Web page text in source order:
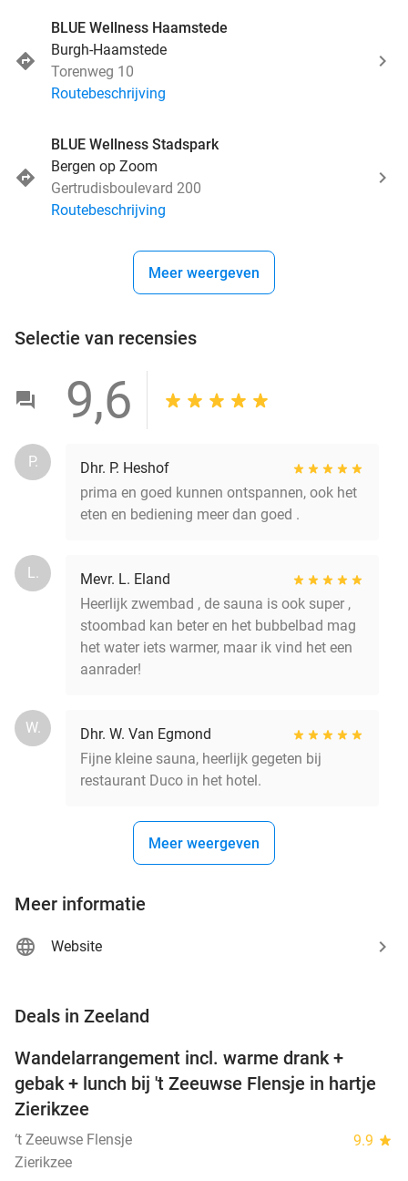
BLUE Wellness Haamstede
Burgh-Haamstede
Torenweg 10
Routebeschrijving
BLUE Wellness Stadspark
Bergen op Zoom
Gertrudisboulevard 200
Routebeschrijving
Meer weergeven
Selectie van recensies
9,6
P.
Dhr. P. Heshof
prima en goed kunnen ontspannen, ook het
eten en bediening meer dan goed .
L.
Mevr. L. Eland
Heerlijk zwembad , de sauna is ook super ,
stoombad kan beter en het bubbelbad mag
het water iets warmer, maar ik vind het een
aanrader!
W.
Dhr. W. Van Egmond
Fijne kleine sauna, heerlijk gegeten bij
restaurant Duco in het hotel.
Meer weergeven
Meer informatie
Website
Deals in Zeeland
TODAY
Wandelarrangement incl. warme drank +
gebak + lunch bij 't Zeeuwse Flensje in hartje
Zierikzee
‘t Zeeuwse Flensje 9.9 star
Zierikzee